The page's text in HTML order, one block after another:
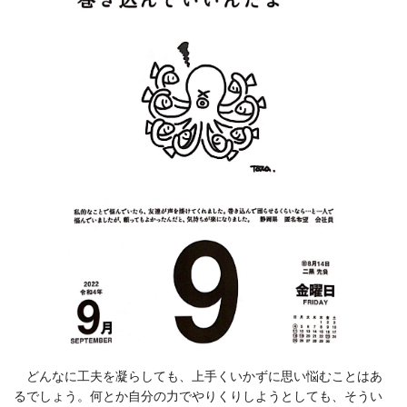
どんなに工夫を凝らしても、上手くいかずに思い悩むことはあ
るでしょう。何とか自分の力でやりくりしようとしても、そうい